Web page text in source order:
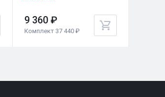
9 360 ₽
Комплект 37 440 ₽